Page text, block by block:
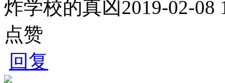
炸学校的真凶2019-02-08
点赞
回复